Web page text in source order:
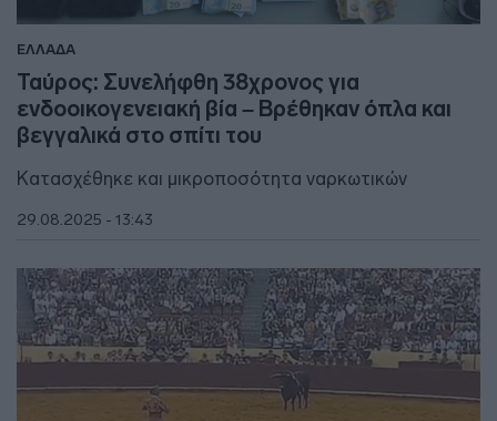
ΕΛΛΑΔΑ
Ταύρος: Συνελήφθη 38χρονος για
ενδοοικογενειακή βία – Βρέθηκαν όπλα και
βεγγαλικά στο σπίτι του
Κατασχέθηκε και μικροποσότητα ναρκωτικών
29.08.2025 - 13:43